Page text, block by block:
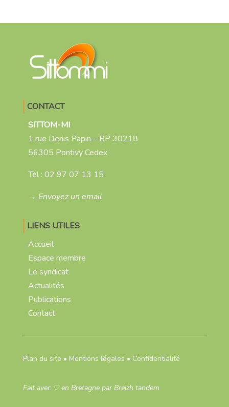
CONTACT
SITTOM-MI
1 rue Denis Papin – BP 30218
56305 Pontivy Cedex
Tèl : 02 97 07 13 15
→ Envoyez un email
LIENS UTILES
Accueil
Espace membre
Le syndicat
Actualités
Publications
Contact
Plan du site • Mentions légales • Confidentialité
Fait avec ♡en Bretagne par Breizh tandem